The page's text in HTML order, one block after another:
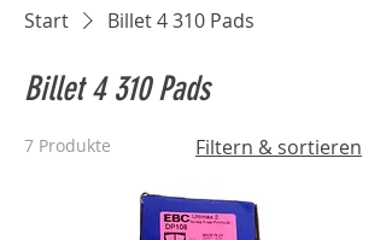
Start Billet 4 310 Pads
Billet 4 310 Pads
7 Produkte Filtern & sortieren